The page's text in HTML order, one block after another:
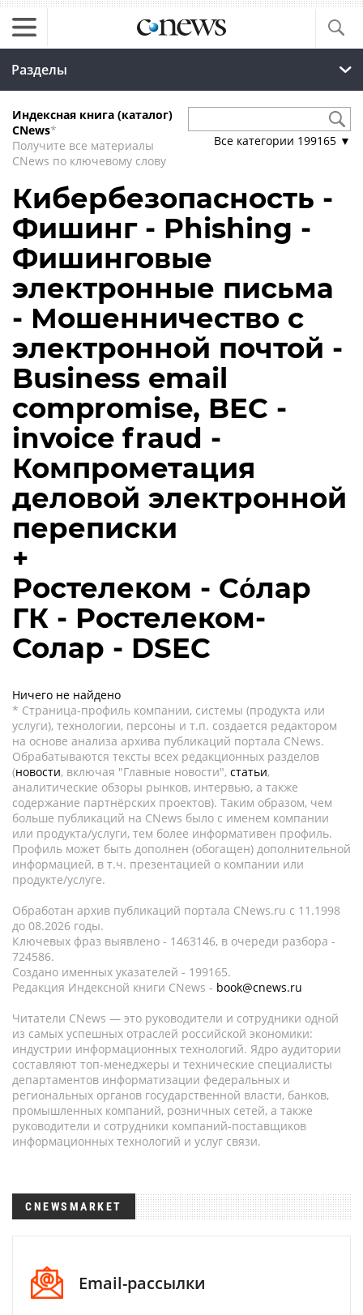
Разделы
Индексная книга (каталог)
CNews*
Получите все материалы
CNews по ключевому слову
Все категории 199165 ▼
Кибербезопасность -
Фишинг - Phishing -
Фишинговые
электронные письма
- Мошенничество с
электронной почтой -
Business email
compromise, BEC -
invoice fraud -
Компрометация
деловой электронной
переписки
+
Ростелеком - Сόлар
ГК - Ростелеком-
Солар - DSEC
Ничего не найдено
* Страница-профиль компании, системы (продукта или
услуги), технологии, персоны и т.п. создается редактором
на основе анализа архива публикаций портала CNews.
Обрабатываются тексты всех редакционных разделов
(новости, включая "Главные новости", статьи,
аналитические обзоры рынков, интервью, а также
содержание партнёрских проектов). Таким образом, чем
больше публикаций на CNews было с именем компании
или продукта/услуги, тем более информативен профиль.
Профиль может быть дополнен (обогащен) дополнительной
информацией, в т.ч. презентацией о компании или
продукте/услуге.
Обработан архив публикаций портала CNews.ru c 11.1998
до 08.2026 годы.
Ключевых фраз выявлено - 1463146, в очереди разбора -
724586.
Создано именных указателей - 199165.
Редакция Индексной книги CNews - book@cnews.ru
Читатели CNews — это руководители и сотрудники одной
из самых успешных отраслей российской экономики:
индустрии информационных технологий. Ядро аудитории
составляют топ-менеджеры и технические специалисты
департаментов информатизации федеральных и
региональных органов государственной власти, банков,
промышленных компаний, розничных сетей, а также
руководители и сотрудники компаний-поставщиков
информационных технологий и услуг связи.
CNEWSMARKET
Email-рассылки